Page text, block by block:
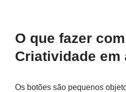
O que fazer
Criatividade em
Os botões são pequenos